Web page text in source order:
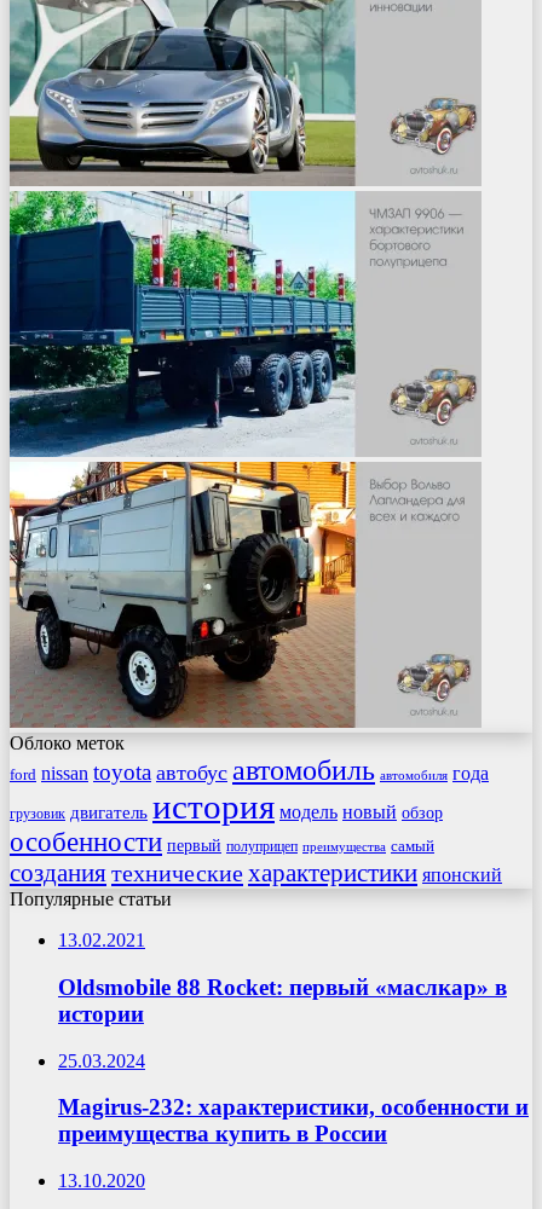
Облоко меток
ford nissan toyota автобус автомобиль автомобиля года
грузовик двигатель история модель новый обзор
особенности первый полуприцеп преимущества самый
созданиятехническиехарактеристики японский
Популярные статьи
13.02.2021
Oldsmobile 88 Rocket: первый «маслкар» в
истории
25.03.2024
Magirus-232: характеристики, особенности и
преимущества купить в России
13.10.2020